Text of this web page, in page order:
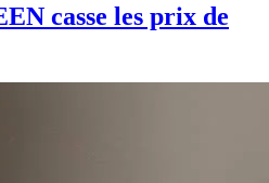
casse les prix de